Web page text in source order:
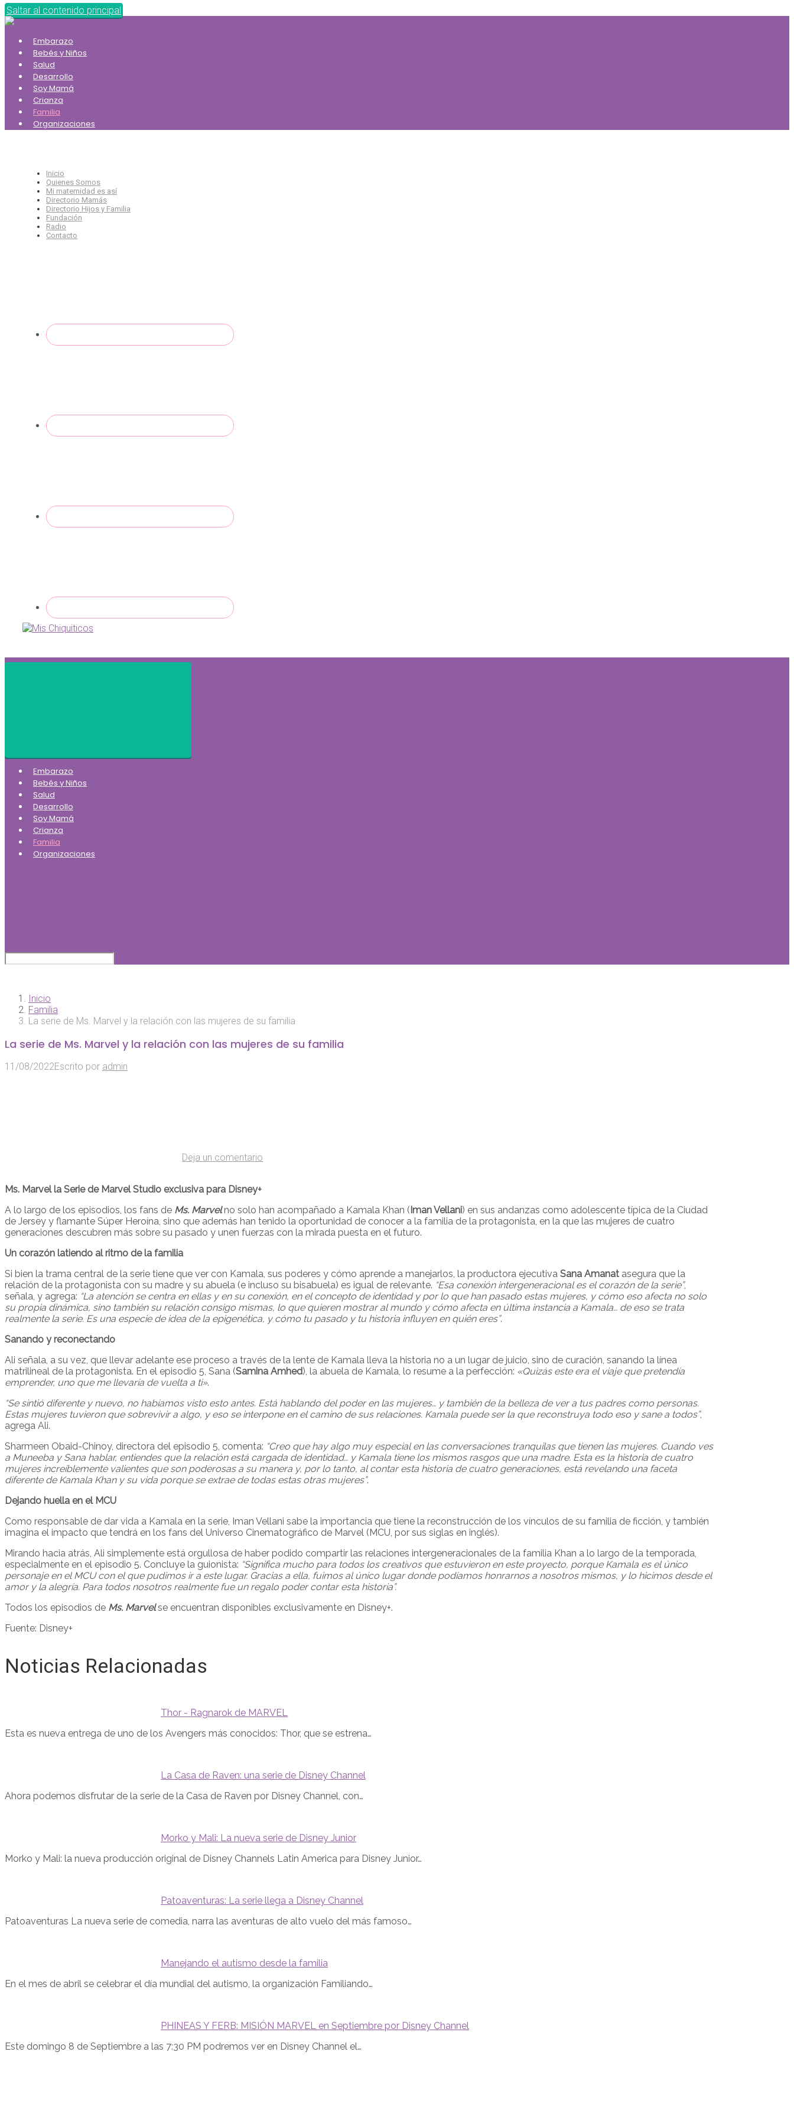
Saltar al contenido principal
Embarazo
Bebés y Niños
Salud
Desarrollo
Soy Mamá
Crianza
Familia
Organizaciones
Inicio
Quienes Somos
Mi maternidad es así
Directorio Mamás
Directorio Hijos y Familia
Fundación
Radio
Contacto
Embarazo
Bebés y Niños
Salud
Desarrollo
Soy Mamá
Crianza
Familia
Organizaciones
Inicio
Familia
La serie de Ms. Marvel y la relación con las mujeres de su familia
La serie de Ms. Marvel y la relación con las mujeres de su familia
11/08/2022Escrito por admin
Deja un comentario
Ms. Marvel la Serie de Marvel Studio exclusiva para Disney+
A lo largo de los episodios, los fans de Ms. Marvelno solo han acompañado a Kamala Khan (Iman Vellani) en sus andanzas como adolescente típica de la Ciudad
de Jersey y flamante Súper Heroína, sino que además han tenido la oportunidad de conocer a la familia de la protagonista, en la que las mujeres de cuatro
generaciones descubren más sobre su pasado y unen fuerzas con la mirada puesta en el futuro.
Un corazón latiendo al ritmo de la familia
Si bien la trama central de la serie tiene que ver con Kamala, sus poderes y cómo aprende a manejarlos, la productora ejecutiva Sana Amanat asegura que la
relación de la protagonista con su madre y su abuela (e incluso su bisabuela) es igual de relevante. “Esa conexión intergeneracional es el corazón de la serie”,
señala, y agrega: “La atención se centra en ellas y en su conexión, en el concepto de identidad y por lo que han pasado estas mujeres, y cómo eso afecta no solo
su propia dinámica, sino también su relación consigo mismas, lo que quieren mostrar al mundo y cómo afecta en última instancia a Kamala… de eso se trata
realmente la serie. Es una especie de idea de la epigenética, y cómo tu pasado y tu historia influyen en quién eres”.
Sanando y reconectando
Ali señala, a su vez, que llevar adelante ese proceso a través de la lente de Kamala lleva la historia no a un lugar de juicio, sino de curación, sanando la línea
matrilineal de la protagonista. En el episodio 5, Sana (Samina Amhed), la abuela de Kamala, lo resume a la perfección: «Quizás este era el viaje que pretendía
emprender, uno que me llevaría de vuelta a ti».
“Se sintió diferente y nuevo, no habíamos visto esto antes. Está hablando del poder en las mujeres… y también de la belleza de ver a tus padres como personas.
Estas mujeres tuvieron que sobrevivir a algo, y eso se interpone en el camino de sus relaciones. Kamala puede ser la que reconstruya todo eso y sane a todos”,
agrega Ali.
Sharmeen Obaid-Chinoy, directora del episodio 5, comenta: “Creo que hay algo muy especial en las conversaciones tranquilas que tienen las mujeres. Cuando ves
a Muneeba y Sana hablar, entiendes que la relación está cargada de identidad… y Kamala tiene los mismos rasgos que una madre. Esta es la historia de cuatro
mujeres increíblemente valientes que son poderosas a su manera y, por lo tanto, al contar esta historia de cuatro generaciones, está revelando una faceta
diferente de Kamala Khan y su vida porque se extrae de todas estas otras mujeres”.
Dejando huella en el MCU
Como responsable de dar vida a Kamala en la serie, Iman Vellani sabe la importancia que tiene la reconstrucción de los vínculos de su familia de ficción, y también
imagina el impacto que tendrá en los fans del Universo Cinematográfico de Marvel (MCU, por sus siglas en inglés).
Mirando hacia atrás, Ali simplemente está orgullosa de haber podido compartir las relaciones intergeneracionales de la familia Khan a lo largo de la temporada,
especialmente en el episodio 5. Concluye la guionista: “Significa mucho para todos los creativos que estuvieron en este proyecto, porque Kamala es el único
personaje en el MCU con el que pudimos ir a este lugar. Gracias a ella, fuimos al único lugar donde podíamos honrarnos a nosotros mismos, y lo hicimos desde el
amor y la alegría. Para todos nosotros realmente fue un regalo poder contar esta historia”.
Todos los episodios de Ms. Marvelse encuentran disponibles exclusivamente en Disney+.
Fuente: Disney+
Noticias Relacionadas
Thor - Ragnarok de MARVEL
Esta es nueva entrega de uno de los Avengers más conocidos: Thor, que se estrena…
La Casa de Raven: una serie de Disney Channel
Ahora podemos disfrutar de la serie de la Casa de Raven por Disney Channel, con…
Morko y Mali: La nueva serie de Disney Junior
Morko y Mali: la nueva producción original de Disney Channels Latin America para Disney Junior…
Patoaventuras: La serie llega a Disney Channel
Patoaventuras La nueva serie de comedia, narra las aventuras de alto vuelo del más famoso…
Manejando el autismo desde la familia
En el mes de abril se celebrar el día mundial del autismo, la organización Familiando…
PHINEAS Y FERB: MISIÓN MARVEL en Septiembre por Disney Channel
Este domingo 8 de Septiembre a las 7:30 PM podremos ver en Disney Channel el…